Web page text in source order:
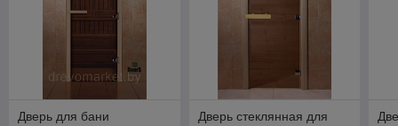
Дверь для бани
Дверь стеклянная для